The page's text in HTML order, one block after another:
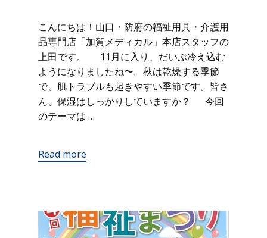
こんにちは！山口・防府の福祉用具・介護用
品専門店「加賀メディカル」本店スタッフの
上田です。 11月に入り、だいぶ冷え込む
ようになりましたね〜。秋は乾燥する季節
で、肌トラブルも起きやすい季節です。皆さ
ん、保湿はしっかりしていますか？ 今回
のテーマは …
Read more